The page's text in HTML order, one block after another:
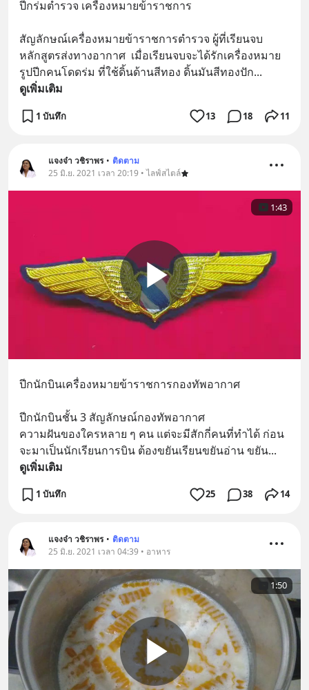
ปีกร่มตำรวจ เครื่องหมายข้าราชการ
สัญลักษณ์เครื่องหมายข้าราชการตำรวจ ผู้ที่เรียนจบ
หลักสูตรส่งทางอากาศ  เมื่อเรียนจบจะได้รักเครื่องหมาย
รูปปีกคนโดดร่ม ที่ใช้ดิ้นด้านสีทอง ดิ้นมันสีทองปัก...
ดูเพิ่มเติม
1 บันทึก 13 18 11
แจงจ๋า วชิราพร • ติดตาม
25 มิ.ย. 2021 เวลา 20:19 • ไลฟ์สไตล์
1:43
ปีกนักบินเครื่องหมายข้าราชการกองทัพอากาศ
ปีกนักบินชั้น 3 สัญลักษณ์กองทัพอากาศ
ความฝันของใครหลาย ๆ คน แต่จะมีสักกี่คนที่ทำได้ ก่อน
จะมาเป็นนักเรียนการบิน ต้องขยันเรียนขยันอ่าน ขยัน...
ดูเพิ่มเติม
1 บันทึก 25 38 14
แจงจ๋า วชิราพร • ติดตาม
25 มิ.ย. 2021 เวลา 04:39 • อาหาร
1:50